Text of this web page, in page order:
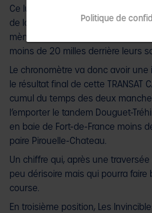
Ce lundi, les deux duos se
de la flotte mais dans un ordre
mène la danse avec SNSM Faites
moins de 20 milles derrière leurs
Le chronomètre va donc avoir
le résultat final de cette TRANSAT
cumul du temps des deux
l’emporter le tandem Douguet-
en baie de Fort-de-France moins
paire Pirouelle-Chateau.
Un chiffre qui, après une
peu dérisoire mais qui pourra faire
course.
En troisième position, Les
Politique de